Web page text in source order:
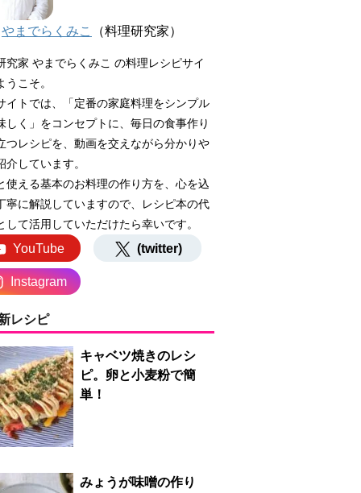
やまでらくみこ （料理研究家）
究家 やまでらくみこ の料理レシピサイ
うこそ。
イトでは、「定番の家庭料理をシンプル
しく」をコンセプトに、毎日の食事作り
つレシピを、動画を交えながら分かりや
介しています。
使える基本のお料理の作り方を、心を込
寧に解説していますので、レシピ本の代
して活用していただけたら幸いです。
YouTube (twitter)
Instagram
レシピ
キャベツ焼きのレシ
ピ。卵と小麦粉で簡
単！
みょうが味噌の作り